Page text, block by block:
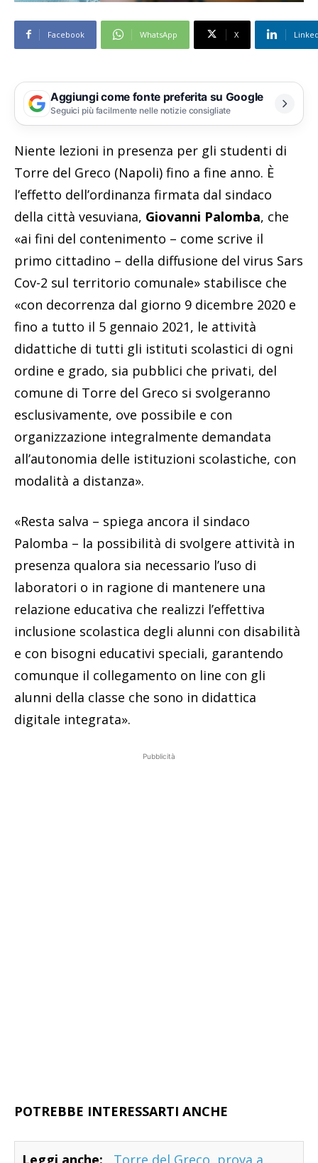
Facebook WhatsApp X
Aggiungi come fonte preferita su Google
Seguici più facilmente nelle notizie consigliate
Niente lezioni in presenza per gli studenti di
Torre del Greco (Napoli) fino a fine anno. È
l’effetto dell’ordinanza firmata dal sindaco
della città vesuviana, Giovanni Palomba, che
«ai fini del contenimento – come scrive il
primo cittadino – della diffusione del virus Sars
Cov-2 sul territorio comunale» stabilisce che
«con decorrenza dal giorno 9 dicembre 2020 e
fino a tutto il 5 gennaio 2021, le attività
didattiche di tutti gli istituti scolastici di ogni
ordine e grado, sia pubblici che privati, del
comune di Torre del Greco si svolgeranno
esclusivamente, ove possibile e con
organizzazione integralmente demandata
all’autonomia delle istituzioni scolastiche, con
modalità a distanza».
«Resta salva – spiega ancora il sindaco
Palomba – la possibilità di svolgere attività in
presenza qualora sia necessario l’uso di
laboratori o in ragione di mantenere una
relazione educativa che realizzi l’effettiva
inclusione scolastica degli alunni con disabilità
e con bisogni educativi speciali, garantendo
comunque il collegamento on line con gli
alunni della classe che sono in didattica
digitale integrata».
Pubblicità
POTREBBE INTERESSARTI ANCHE
Leggi anche: Torre del Greco, prova a